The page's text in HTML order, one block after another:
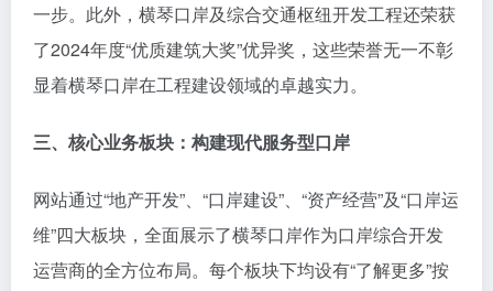
一步。此外，横琴口岸及综合交通枢纽开发工程还荣获
了2024年度“优质建筑大奖”优异奖，这些荣誉无一不彰
显着横琴口岸在工程建设领域的卓越实力。
三、核心业务板块：构建现代服务型口岸
网站通过“地产开发”、“口岸建设”、“资产经营”及“口岸运
维”四大板块，全面展示了横琴口岸作为口岸综合开发
运营商的全方位布局。每个板块下均设有“了解更多”按